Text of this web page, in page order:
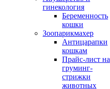
гинекология
Беременность
кошки
Зоопарикмахер
Антицарапки
кошкам
Прайс-лист на
груминг-
стрижки
животных